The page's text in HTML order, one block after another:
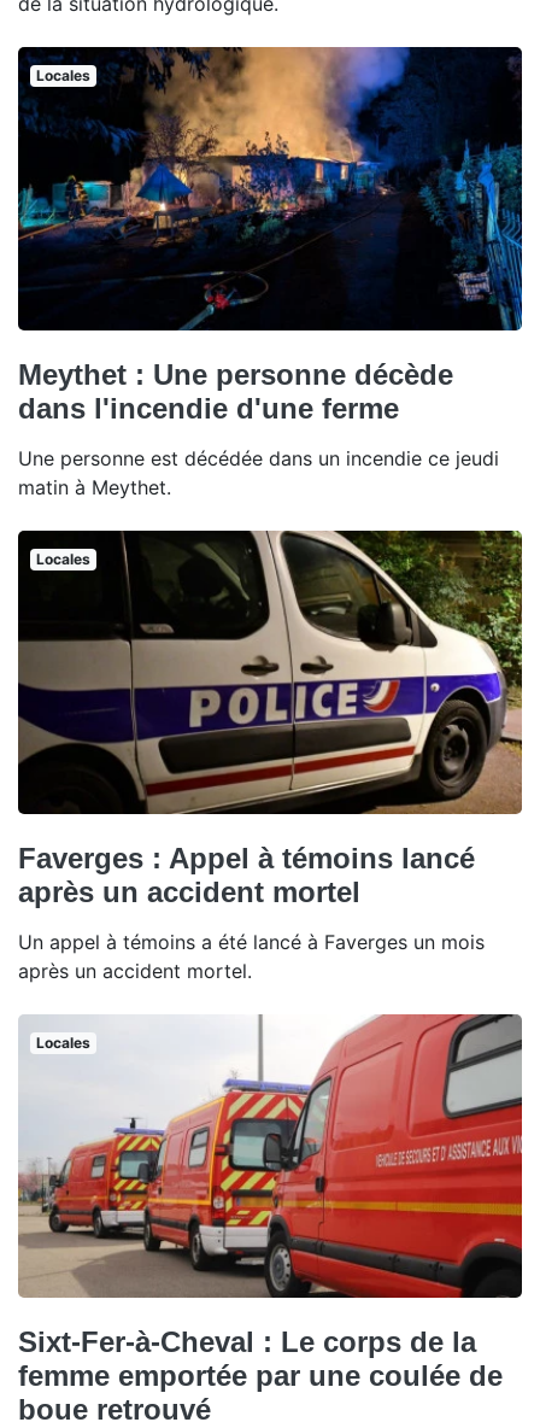
Locales
Meythet : Une personne décède
dans l'incendie d'une ferme
Une personne est décédée dans un incendie ce jeudi
matin à Meythet.
Locales
Faverges : Appel à témoins lancé
après un accident mortel
Un appel à témoins a été lancé à Faverges un mois
après un accident mortel.
Locales
Sixt-Fer-à-Cheval : Le corps de la
femme emportée par une coulée de
boue retrouvé